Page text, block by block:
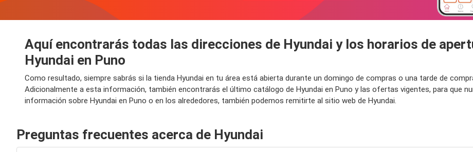
Aquí encontrarás todas las direcciones de Hyundai y los horarios de
Hyundai en Puno
Como resultado, siempre sabrás si la tienda Hyundai en tu área está abierta durante un domingo de compras o una tarde de
Adicionalmente a esta información, también encontrarás el último catálogo de Hyundai en Puno y las ofertas vigentes, para que
información sobre Hyundai en Puno o en los alrededores, también podemos remitirte al sitio web de Hyundai.
Preguntas frecuentes acerca de Hyundai